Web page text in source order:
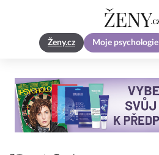
Ženy.cz Moje psychologie